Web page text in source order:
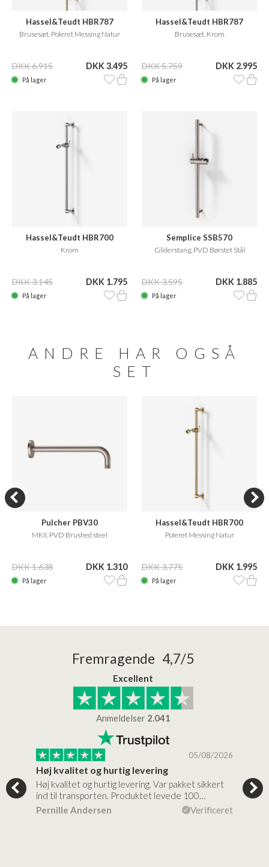
Hassel&Teudt HBR787
Brusesæt, Poleret Messing Natur
DKK 6.915 DKK 3.495
På lager
Hassel&Teudt HBR787
Brusesæt, Krom
DKK 5.759 DKK 2.995
På lager
Hassel&Teudt HBR700
Krom
DKK 3.145 DKK 1.795
På lager
Semplice SSB570
Gliderstang, PVD Børstet Stål
DKK 3.595 DKK 1.885
På lager
ANDRE HAR OGSÅ
SET
Pulcher PBV30
MKII, PVD Brushed steel
DKK 1.638 DKK 1.310
På lager
Hassel&Teudt HBR700
Poleret Messing Natur
DKK 3.775 DKK 1.995
På lager
Fremragende 4,7/5
Excellent
Anmeldelser 2.041
05/08/2026
Høj kvalitet og hurtig levering
Høj kvalitet og hurtig levering. Var pakket sikkert
ind til transporten. Produktet levede 100…
Pernille Andersen
Verificeret